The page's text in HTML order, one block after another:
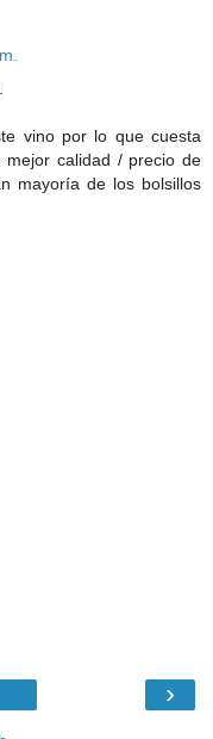
vino por lo que cuesta
calidad / precio de
mayoría de los bolsillos
›